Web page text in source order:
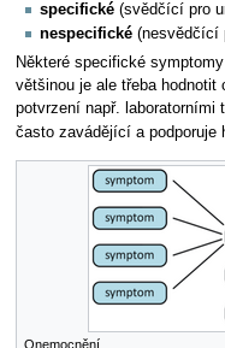
specifické (svědčící pro
nespecifické (nesvědčící
Některé specifické
většinou je ale třeba
potvrzení např. laboratorními
často zavádějící a podporuje
Onemocnění